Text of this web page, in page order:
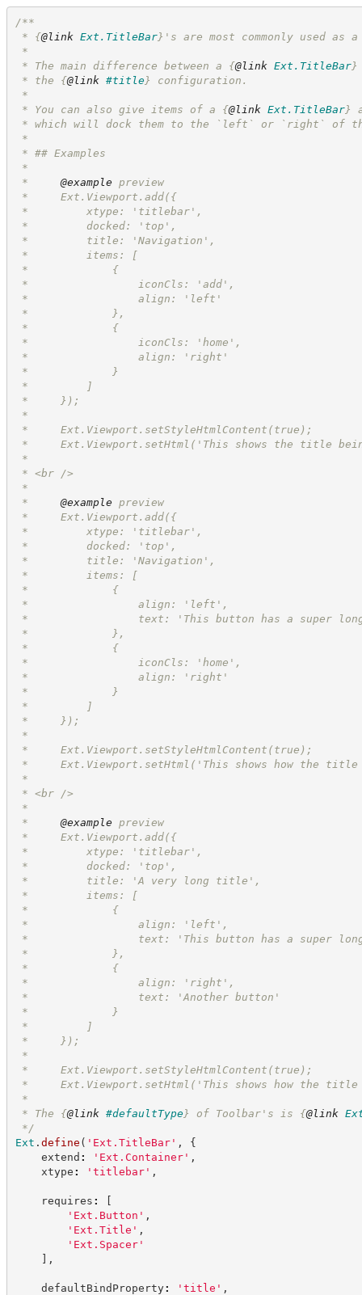
/**
* {@link Ext.TitleBar} 's are most commonly used as
*
* The main difference between a {@link Ext.TitleBar}
* the {@link #title} configuration.
*
* You can also give items of a {@link Ext.TitleBar}
* which will dock them to the `left` or `right` of
*
* ## Examples
*
* @example preview
*     Ext.Viewport.add({
*         xtype: 'titlebar',
*         docked: 'top',
*         title: 'Navigation',
*         items: [
*             {
*                 iconCls: 'add',
*                 align: 'left'
*             },
*             {
*                 iconCls: 'home',
*                 align: 'right'
*             }
*         ]
*     });
*
*     Ext.Viewport.setStyleHtmlContent(true);
*     Ext.Viewport.setHtml('This shows the title
*
* <br />
*
* @example preview
*     Ext.Viewport.add({
*         xtype: 'titlebar',
*         docked: 'top',
*         title: 'Navigation',
*         items: [
*             {
*                 align: 'left',
*                 text: 'This button has a super
*             },
*             {
*                 iconCls: 'home',
*                 align: 'right'
*             }
*         ]
*     });
*
*     Ext.Viewport.setStyleHtmlContent(true);
*     Ext.Viewport.setHtml('This shows how the
*
* <br />
*
* @example preview
*     Ext.Viewport.add({
*         xtype: 'titlebar',
*         docked: 'top',
*         title: 'A very long title',
*         items: [
*             {
*                 align: 'left',
*                 text: 'This button has a super
*             },
*             {
*                 align: 'right',
*                 text: 'Another button'
*             }
*         ]
*     });
*
*     Ext.Viewport.setStyleHtmlContent(true);
*     Ext.Viewport.setHtml('This shows how the
*
* The {@link #defaultType} of Toolbar's is {@link
*/
Ext . define ( ' Ext.TitleBar' ,
{
extend : ' Ext.Container' ,
xtype : ' titlebar' ,
requires :
[
' Ext.Button ' ,
' Ext.Title ' ,
' Ext.Spacer'
] ,
defaultBindProperty: ' title ' ,